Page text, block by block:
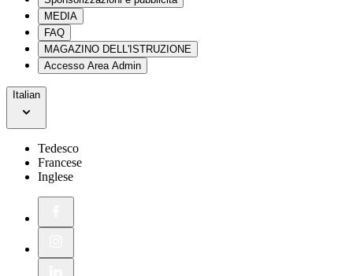
MEDIA
FAQ
MAGAZINO DELL'ISTRUZIONE
Accesso Area Admin
Italian
Tedesco
Francese
Inglese